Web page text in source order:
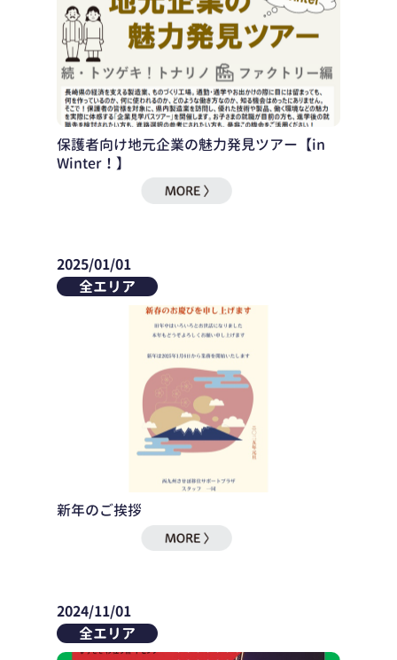
保護者向け地元企業の魅力発見ツアー【in
Winter！】
2025/01/01
全エリア
新年のご挨拶
2024/11/01
全エリア